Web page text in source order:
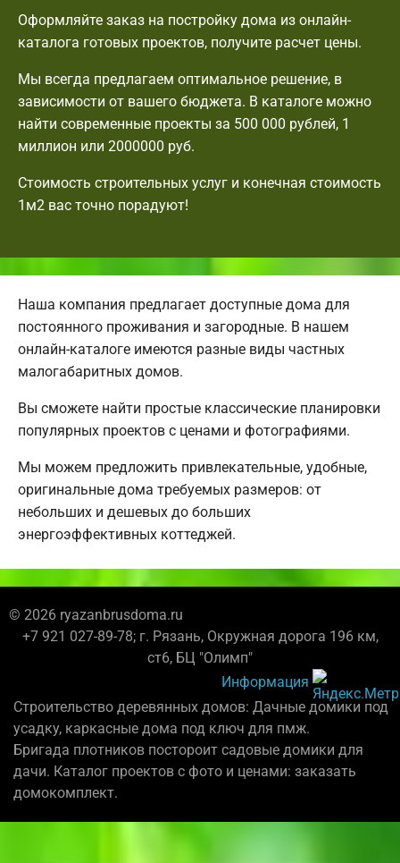
Оформляйте заказ на постройку дома из онлайн-
каталога готовых проектов, получите расчет цены.
Мы всегда предлагаем оптимальное решение, в
зависимости от вашего бюджета. В каталоге можно
найти современные проекты за 500 000 рублей, 1
миллион или 2000000 руб.
Стоимость строительных услуг и конечная стоимость
1м2 вас точно порадуют!
Наша компания предлагает доступные дома для
постоянного проживания и загородные. В нашем
онлайн-каталоге имеются разные виды частных
малогабаритных домов.
Вы сможете найти простые классические планировки
популярных проектов с ценами и фотографиями.
Мы можем предложить привлекательные, удобные,
оригинальные дома требуемых размеров: от
небольших и дешевых до больших
энергоэффективных коттеджей.
© 2026 ryazanbrusdoma.ru
+7 921 027-89-78; г. Рязань, Окружная дорога 196 км,
ст6, БЦ "Олимп"
Информация
Строительство деревянных домов: Дачные домики под
усадку, каркасные дома под ключ для пмж.
Бригада плотников постороит садовые домики для
дачи. Каталог проектов с фото и ценами: заказать
домокомплект.